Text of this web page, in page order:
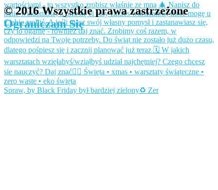
Spraw, by Black Friday był bardziej zielony♻️ Zer
© 2016 Wszystkie prawa zastrzeżone
Ograniczam Się